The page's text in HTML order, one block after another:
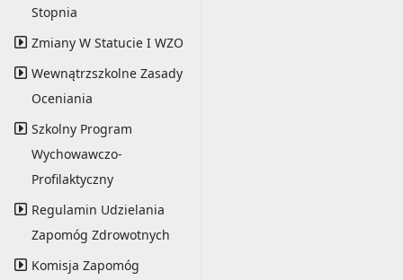
Stopnia
Zmiany W Statucie I WZO
Wewnątrzszkolne Zasady
Oceniania
Szkolny Program
Wychowawczo-
Profilaktyczny
Regulamin Udzielania
Zapomóg Zdrowotnych
Komisja Zapomóg